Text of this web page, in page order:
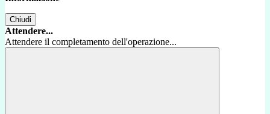
Chiudi
Attendere...
Attendere il completamento dell'operazione...